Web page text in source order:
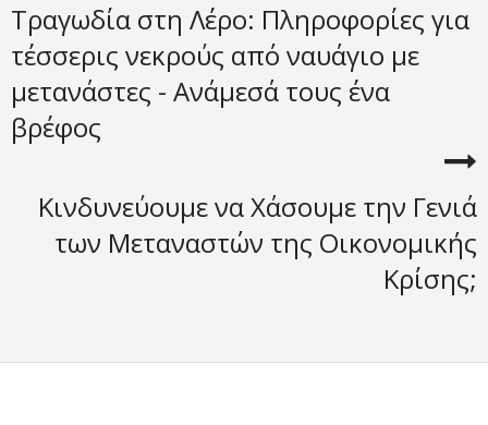
Τραγωδία στη Λέρο: Πληροφορίες για
τέσσερις νεκρούς από ναυάγιο με
μετανάστες - Ανάμεσά τους ένα
βρέφος
Κινδυνεύουμε να Χάσουμε την Γενιά
των Μεταναστών της Οικονομικής
Κρίσης;